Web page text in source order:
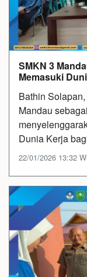
SMKN 3
Memasuki
Bathin
Mandau
Dunia Kerja
22/01/2026 13:32